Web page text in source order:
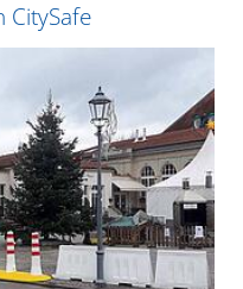
CitySafe